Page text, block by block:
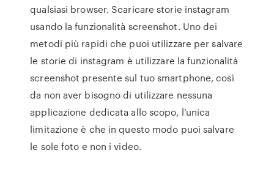
qualsiasi browser. Scaricare storie instagram
usando la funzionalità screenshot. Uno dei
metodi più rapidi che puoi utilizzare per salvare
le storie di instagram è utilizzare la funzionalità
screenshot presente sul tuo smartphone, così
da non aver bisogno di utilizzare nessuna
applicazione dedicata allo scopo, l’unica
limitazione è che in questo modo puoi salvare
le sole foto e non i video.